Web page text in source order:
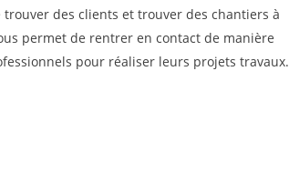
des clients et trouver des chantiers à
permet de rentrer en contact de manière
pour réaliser leurs projets travaux.